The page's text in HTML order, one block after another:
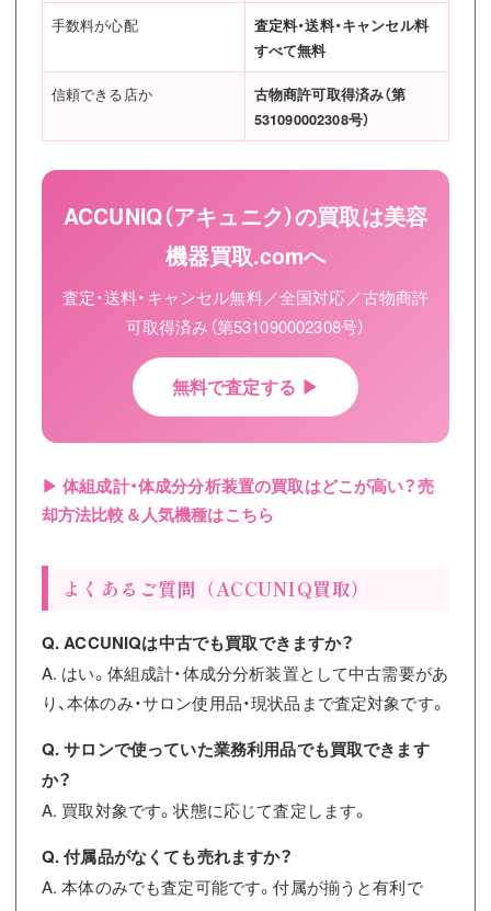
手数料が心配
査定料・送料・キャンセル料
すべて無料
信頼できる店か
古物商許可取得済み（第
531090002308号）
ACCUNIQ（アキュニク）の買取は美容
機器買取.comへ
査定・送料・キャンセル無料／全国対応／古物商許
可取得済み（第531090002308号）
無料で査定する ▶
▶ 体組成計・体成分分析装置の買取はどこが高い？売
却方法比較＆人気機種はこちら
よくあるご質問（ACCUNIQ買取）
Q. ACCUNIQは中古でも買取できますか？
A. はい。体組成計・体成分分析装置として中古需要があ
り、本体のみ・サロン使用品・現状品まで査定対象です。
Q. サロンで使っていた業務利用品でも買取できます
か？
A. 買取対象です。状態に応じて査定します。
Q. 付属品がなくても売れますか？
A. 本体のみでも査定可能です。付属が揃うと有利で